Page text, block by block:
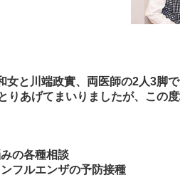
と川端政實、両医師の2人3脚
りあげてまいりましたが、この
の各種相談
フルエンザの予防接種